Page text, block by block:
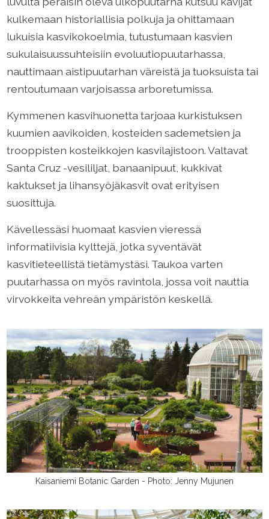
kulkemaan historiallisia polkuja ja ohittamaan
lukuisia kasvikokoelmia, tutustumaan kasvien
sukulaisuussuhteisiin evoluutiopuutarhassa,
nauttimaan aistipuutarhan väreistä ja tuoksuista tai
rentoutumaan varjoisassa arboretumissa.
Kymmenen kasvihuonetta tarjoaa kurkistuksen
kuumien aavikoiden, kosteiden sademetsien ja
trooppisten kosteikkojen kasvilajistoon. Valtavat
Santa Cruz -vesililjat, banaanipuut, kukkivat
kaktukset ja lihansyöjäkasvit ovat erityisen
suosittuja.
Kävellessäsi huomaat kasvien vieressä
informatiivisia kylttejä, jotka syventävät
kasvitieteellistä tietämystäsi. Taukoa varten
puutarhassa on myös ravintola, jossa voit nauttia
virvokkeita vehreän ympäristön keskellä.
Kaisaniemi Botanic Garden - Photo: Jenny Mujunen